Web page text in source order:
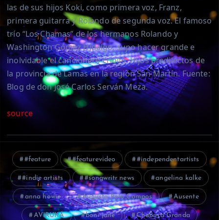
las de sus hijos Koki, como primera voz, Franz,
primera guitarra y Rolando de segunda voz. El famoso
trío “Los Chamas” de los hermanos Rolando y
Washington Gómez Hidalgo, supo hacer grande e
inolvidable el cancionero criollo. Hijos predilectos de
la provincia de Lamas en la región San Martín. Fuente:
Blog de don José Carlos Serván Meza.
source
#feature #featurevideo #independentartists
#indie artists #songwritr news angelina kalke
anna howie Augusto Polo Campos Ausente
AVIRUKÁ boni jane Chabuca Granda